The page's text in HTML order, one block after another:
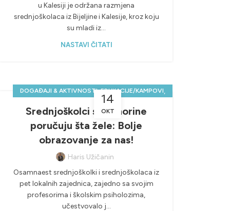
u Kalesiji je održana razmjena
srednjoškolaca iz Bijeljine i Kalesije, kroz koju
su mladi iz...
NASTAVI ČITATI
14
OKT
DOGAĐAJI & AKTIVNOSTI,EDUKACIJE/KAMPOVI,
POZITIVNE PRIČE
SREDNJOŠKOLCI PRIČAJU!
Srednjoškolci sa Jahorine
poručuju šta žele: Bolje
obrazovanje za nas!
Haris Užičanin
Osamnaest srednjoškolki i srednjoškolaca iz
pet lokalnih zajednica, zajedno sa svojim
profesorima i školskim psiholozima,
učestvovalo j...